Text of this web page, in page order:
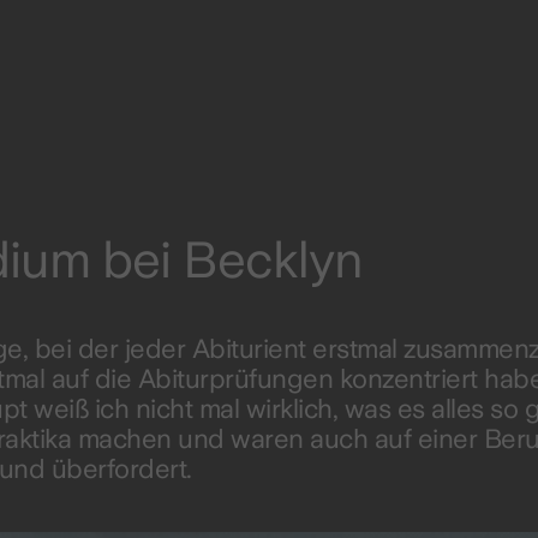
bei Becklyn
bei der jeder Abiturient erstmal
auf die Abiturprüfungen konzentriert
weiß ich nicht mal wirklich, was es alles so
machen und waren auch auf einer
überfordert.